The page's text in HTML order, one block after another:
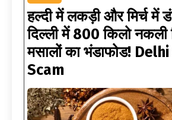
हल्दी में लकड़ी और मिर्च में
दिल्ली में 800 किलो नकली
मसालों का भंडाफोड!
Scam